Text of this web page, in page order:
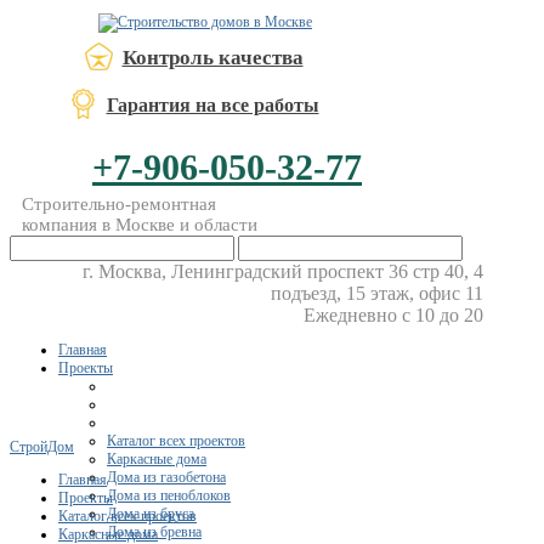
Контроль качества
Гарантия на все работы
+7-906-050-32-77
Строительно-ремонтная
компания в Москве и области
г. Москва, Ленинградский проспект 36 стр 40, 4
подъезд, 15 этаж, офис 11
Ежедневно с 10 до 20
Главная
Проекты
Каталог всех проектов
Каркасные дома
Дома из газобетона
Дома из пеноблоков
Дома из бруса
Дома из бревна
СтройДом
Главная
Проекты
Каталог всех проектов
Каркасные дома